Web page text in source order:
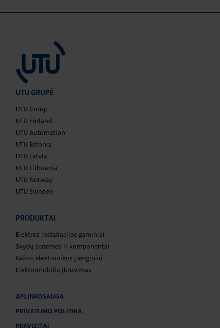
UTU GRUPĖ
UTU Group
UTU Finland
UTU Automation
UTU Estonia
UTU Latvia
UTU Lithuania
UTU Norway
UTU Sweden
PRODUKTAI
Elektros instaliacijos gaminiai
Skydų sistemos ir komponentai
Galios elektronikos įrenginiai
Elektromobilio įkrovimas
APLINKOSAUGA
PRIVATUMO POLITIKA
REKVIZITAI